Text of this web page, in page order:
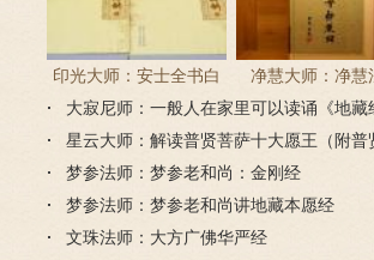
印光大师：安士全书白
话解
净慧大师：净慧
《楞严经》浅
大寂尼师：一般人在家里可以读诵《地藏
吗？
星云大师：解读普贤菩萨十大愿王（附普
品全文）
梦参法师：梦参老和尚：金刚经
梦参法师：梦参老和尚讲地藏本愿经
文珠法师：大方广佛华严经